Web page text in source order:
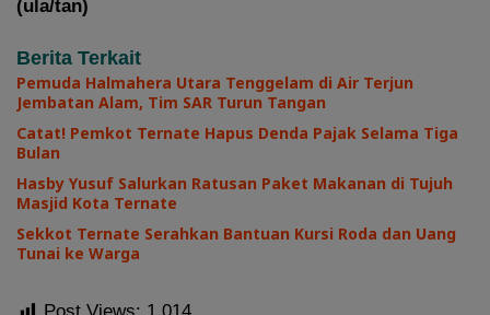
(ula/tan)
Berita Terkait
Pemuda Halmahera Utara Tenggelam di Air Terjun
Jembatan Alam, Tim SAR Turun Tangan
Catat! Pemkot Ternate Hapus Denda Pajak Selama Tiga
Bulan
Hasby Yusuf Salurkan Ratusan Paket Makanan di Tujuh
Masjid Kota Ternate
Sekkot Ternate Serahkan Bantuan Kursi Roda dan Uang
Tunai ke Warga